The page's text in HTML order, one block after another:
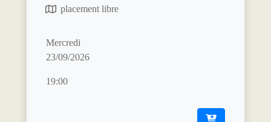
placement libre
Mercredi
23/09/2026
19:00